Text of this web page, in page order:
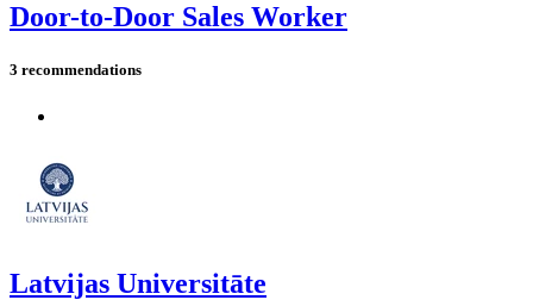
Door-to-Door Sales Worker
3 recommendations
Latvijas Universitāte